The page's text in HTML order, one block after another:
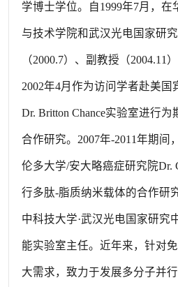
学博士学位。自1999年7月，
与技术学院和武汉光电国家研
（2000.7）、副教授（2004.11
2002年4月作为访问学者赴美
Dr. Britton Chance实验室进行
合作研究。2007年-2011年期间
伦多大学/安大略癌症研究院Dr.
行多肽-脂质纳米载体的合作研
中科技大学·武汉光电国家研究
能实验室主任。近年来，针对
大需求，致力于发展多分子并